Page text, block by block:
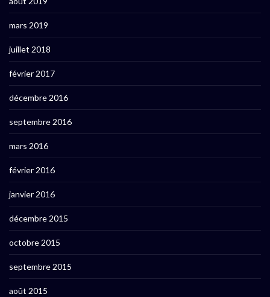
mars 2019
juillet 2018
février 2017
décembre 2016
septembre 2016
mars 2016
février 2016
janvier 2016
décembre 2015
octobre 2015
septembre 2015
août 2015